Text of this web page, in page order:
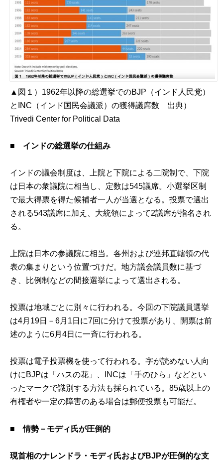
▲図１）1962年以降の総選挙でのBJP（インド人民党）
とINC（インド国民会議派）の獲得議席数 出典）
Trivedi Center for Political Data
■ インドの総選挙の仕組み
インドの議会制度は、上院と下院による二院制で、下院
は日本の衆議院に相当し、定数は545議席。小選挙区制
で最大得票を得た候補者一人が当選となる。投票で選出
される543議席に加え、大統領によって2議席が指名され
る。
上院は日本の参議院に相当。各州および連邦直轄領の代
表の集まりという位置づけだ。地方議会議員数に基づ
き、比例制などの間接選挙によって選出される。
投票は地域ごとに別々に行われる。今回の下院議員選挙
は4月19日－6月1日に7回に分けて投票があり、開票は前
述のように6月4日に一斉に行われる。
投票は電子投票機を使って行われる。字が読めない人向
けにBJPは「ハスの花」、INCは「手のひら」などとい
ったマークで識別する方法も採られている。85歳以上の
有権者や一定の障害のある場合は郵便投票も可能だ。
■ 情勢－モディ氏が圧倒的
現首相のナレンドラ・モディ氏およびBJPが圧倒的な支